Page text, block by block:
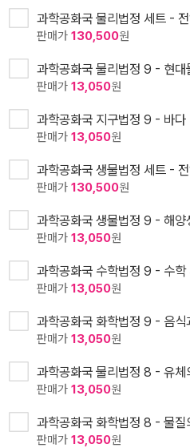
과학공화국 물리법정 세트 -
판매가 130,500원
과학공화국 물리법정 9 - 현대
판매가 13,050원
과학공화국 지구법정 9 - 바다
판매가 13,050원
과학공화국 생물법정 세트 -
판매가 130,500원
과학공화국 생물법정 9 - 해양
판매가 13,050원
과학공화국 수학법정 9 - 수학
판매가 13,050원
과학공화국 화학법정 9 - 음식
판매가 13,050원
과학공화국 물리법정 8 - 유체
판매가 13,050원
과학공화국 화학법정 8 - 물질
판매가 13,050원